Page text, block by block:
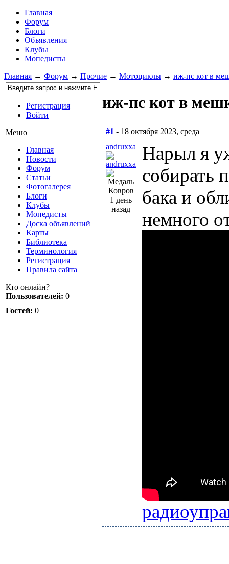
Главная
Форум
Блоги
Объявления
Клубы
Мопедисты
Главная → Форум → Прочие → Мотоциклы → иж-пс кот в
Регистрация
Войти
Меню
Главная
Новости
Форум
Статьи
Фотогалерея
Блоги
Клубы
Мопедисты
Доска объявлений
Карты
Библиотека
Терминология
Регистрация
Правила сайта
Кто онлайн?
Пользователей: 0
Гостей: 0
иж-пс кот в
#1 - 18 октября 2023, среда
andruxxa
Ковров
1 день
назад
Нарыл я
собирать
бака и
немного